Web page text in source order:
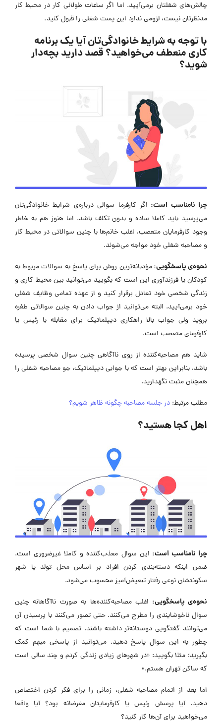
چالش‌های شغلتان برمی‌آیید. اما اگر ساعات طولانی کار در محیط کار
مدنظرتان نیست، لزومی ندارد این پست شغلی را قبول کنید.
با توجه به شرایط خانوادگی‌تان آیا یک برنامه
کاری منعطف می‌خواهید؟ قصد دارید بچه‌دار
شوید؟
چرا نامناسب است: اگر کارفرما سوالی درباره‌ی شرایط خانوادگی‌تان
می‌پرسید باید کاملا ساده و بدون تکلف باشد. اما هنوز هم به خاطر
وجود کارفرمایان متعصب، اغلب خانم‌ها با چنین سوالاتی در محیط کار
و مصاحبه شغلی خود مواجه می‌شوند.
نحوه‌ی پاسخگویی:مؤدبانه‌ترین روش برای پاسخ به سوالات مربوط به
کودکان یا فرزندآوری این است که بگویید می‌توانید بین محیط کاری و
زندگی شخصی خود تعادل برقرار کنید و از عهده تمامی وظایف شغلی
خود برمی‌آیید. البته می‌توانید از جواب دادن به چنین سوالاتی طفره
بروید ولی جواب بالا راهکاری دیپلماتیک برای مقابله با رئیس یا
کارفرمای متعصب است.
شاید هم مصاحبه‌کننده از روی ناآگاهی چنین سوال شخصی پرسیده
باشد، بنابراین بهتر است که با جوابی دیپلماتیک، جو مصاحبه شغلی را
همچنان مثبت نگهدارید.
مطلب مرتبط: در جلسه مصاحبه چگونه ظاهر شویم؟
اهل کجا هستید؟
چرا نامناسب است: این سوال معذب‌کننده و کاملا غیرضروری است.
ضمن اینکه دسته‌بندی کردن افراد بر اساس محل تولد یا شهر
سکونتشان نوعی رفتار تبعیض‌آمیز محسوب می‌شود.
نحوه‌ی پاسخگویی: اغلب مصاحبه‌کننده‌ها به صورت ناآگاهانه چنین
سوال ناخوشایندی را مطرح می‌کنند. حتی تصور می‌کنند با پرسیدن آن
می‌توانند گفتگویی دوستانه‌تر داشته باشند. تصمیم با شما است که
چطور به این سوال پاسخ دهید. می‌توانید از پاسخی مبهم کمک
بگیرید؛ مثلا بگویید: «در شهرهای زیادی زندگی کردم و چند سالی است
که ساکن تهران هستم.»
اما بعد از اتمام مصاحبه شغلی، زمانی را برای فکر کردن اختصاص
دهید. آیا پرسش رئیس یا کارفرمایتان مغرضانه بود؟ آیا واقعا
می‌خواهید برای آن‌ها کار کنید؟